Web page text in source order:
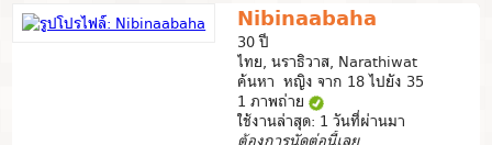
Nibinaabaha
30 ปี
ไทย, นราธิวาส, Narathiwat
ค้นหา หญิง จาก 18 ไปยัง 35
1 ภาพถ่าย
ใช้งานล่าสุด: 1 วันที่ผ่านมา